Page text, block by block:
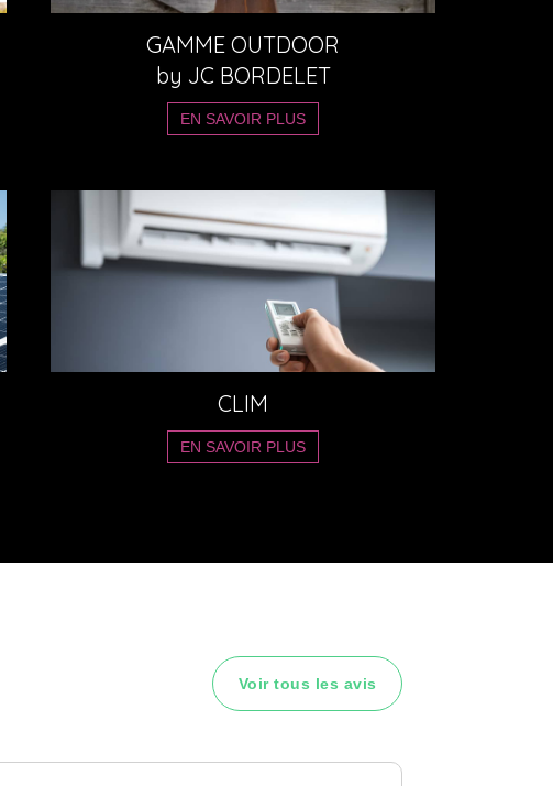
GAMME OUTDOOR
by JC BORDELET
EN SAVOIR PLUS
CLIM
EN SAVOIR PLUS